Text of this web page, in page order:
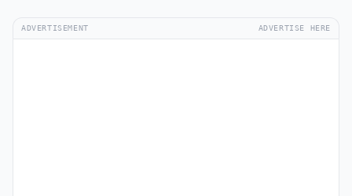
ADVERTISEMENT ADVERTISE HERE